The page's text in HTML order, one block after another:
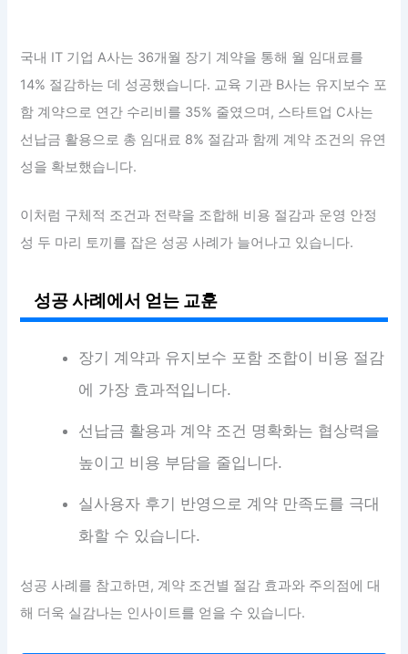
국내 IT 기업 A사는 36개월 장기 계약을 통해 월 임대료를
14% 절감하는 데 성공했습니다. 교육 기관 B사는 유지보수 포
함 계약으로 연간 수리비를 35% 줄였으며, 스타트업 C사는
선납금 활용으로 총 임대료 8% 절감과 함께 계약 조건의 유연
성을 확보했습니다.
이처럼 구체적 조건과 전략을 조합해 비용 절감과 운영 안정
성 두 마리 토끼를 잡은 성공 사례가 늘어나고 있습니다.
성공 사례에서 얻는 교훈
장기 계약과 유지보수 포함 조합이 비용 절감
에 가장 효과적입니다.
선납금 활용과 계약 조건 명확화는 협상력을
높이고 비용 부담을 줄입니다.
실사용자 후기 반영으로 계약 만족도를 극대
화할 수 있습니다.
성공 사례를 참고하면, 계약 조건별 절감 효과와 주의점에 대
해 더욱 실감나는 인사이트를 얻을 수 있습니다.